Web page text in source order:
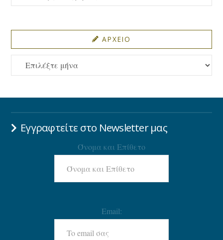
ΑΡΧΕΙΟ
ΑΡΧΕΙΟ
Εγγραφτείτε στο Newsletter μας
Όνομα και Επίθετο
Email: